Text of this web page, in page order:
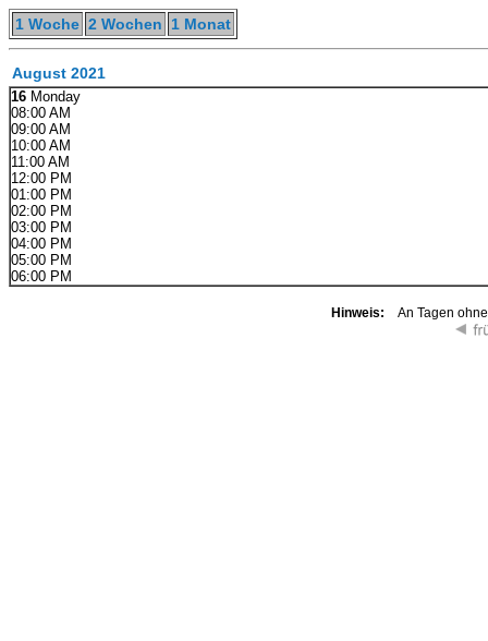
1 Woche 2 Wochen 1 Monat
August 2021
16 Monday
08:00 AM
09:00 AM
10:00 AM
11:00 AM
12:00 PM
01:00 PM
02:00 PM
03:00 PM
04:00 PM
05:00 PM
06:00 PM
Hinweis: An Tagen